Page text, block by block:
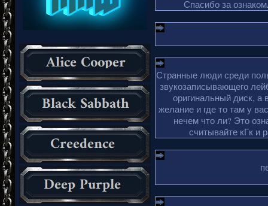
Спасибо за
Странные люди среди
звукозаписывающего
оригинальный диск, а
желание и где то там у
нечем что ли? Это
считывайте кГк и